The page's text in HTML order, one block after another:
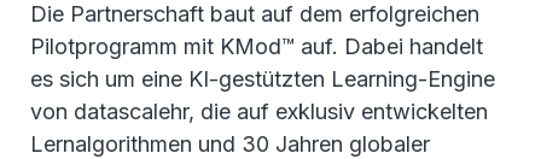
Die Partnerschaft baut auf dem erfolgreichen
Pilotprogramm mit KMod™ auf. Dabei handelt
es sich um eine KI-gestützten Learning-Engine
von datascalehr, die auf exklusiv entwickelten
Lernalgorithmen und 30 Jahren globaler